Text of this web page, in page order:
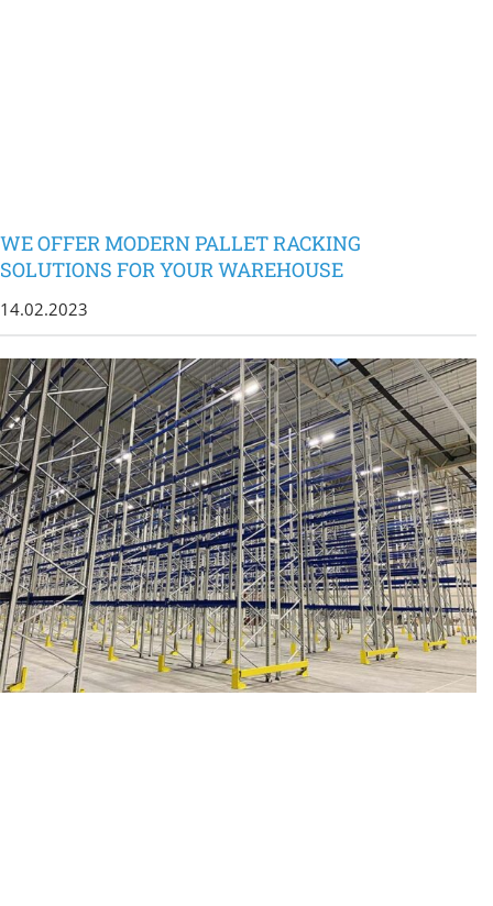
WE OFFER MODERN PALLET RACKING
SOLUTIONS FOR YOUR WAREHOUSE
14.02.2023